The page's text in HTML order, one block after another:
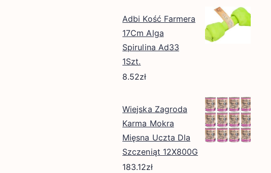
Adbi Kość Farmera
17Cm Alga
Spirulina Ad33
1Szt.
8.52zł
Wiejska Zagroda
Karma Mokra
Mięsna Uczta Dla
Szczeniąt 12X800G
183.12zł